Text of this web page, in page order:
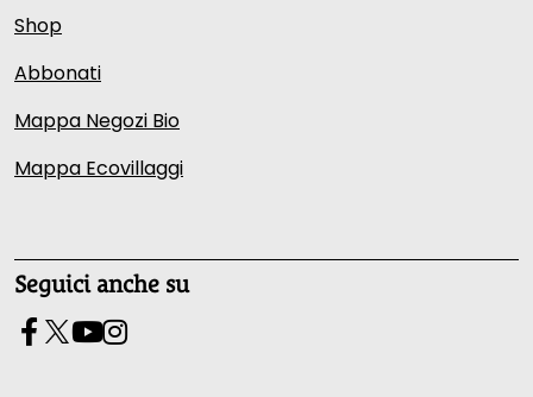
Shop
Abbonati
Mappa Negozi Bio
Mappa Ecovillaggi
Seguici anche su